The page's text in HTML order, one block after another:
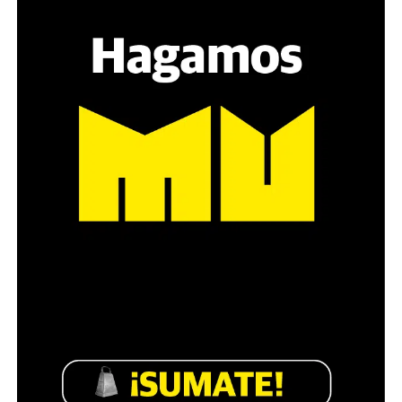
mamá de Lucía Pérez
“Estamos como el día 1”. La frase de la madre de la joven
es a través del interrogante, que puedan encarnar la
pregunta», comparte Gonzalo, de 41 años.